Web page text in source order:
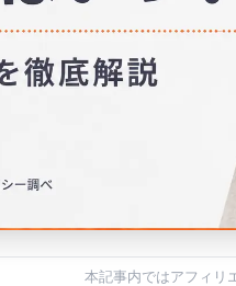
本記事内ではアフィリ